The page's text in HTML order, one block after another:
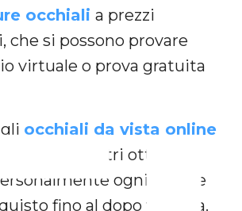
occhiali a prezzi
che si possono provare
virtuale o prova gratuita
occhiali da vista online
sicuro. I nostri ottici
ogni cliente
fino al dopo vendita.